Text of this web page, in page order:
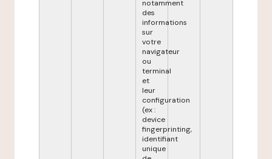
notamment
des
informations
sur
votre
navigateur
ou
terminal
et
leur
configuration
(ex :
device
fingerprinting,
identifiant
unique